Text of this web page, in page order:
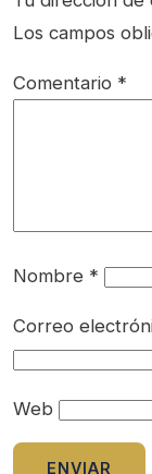
Los campos
Comentario *
Nombre *
Correo
Web